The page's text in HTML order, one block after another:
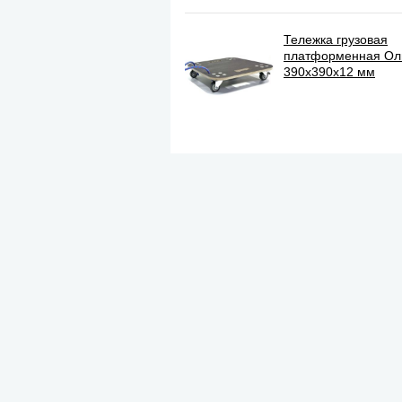
Тележка грузовая
платформенная
390х390х12 мм